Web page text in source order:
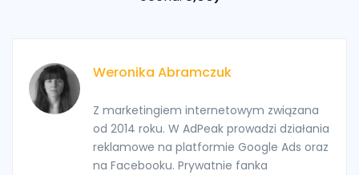
Weronika Abramczuk
Z marketingiem internetowym związana
od 2014 roku. W AdPeak prowadzi działania
reklamowe na platformie Google Ads oraz
na Facebooku. Prywatnie fanka